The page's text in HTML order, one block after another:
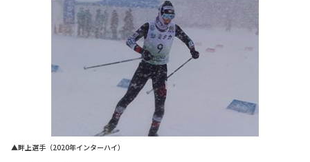
▲畔上選手（2020年インターハイ）